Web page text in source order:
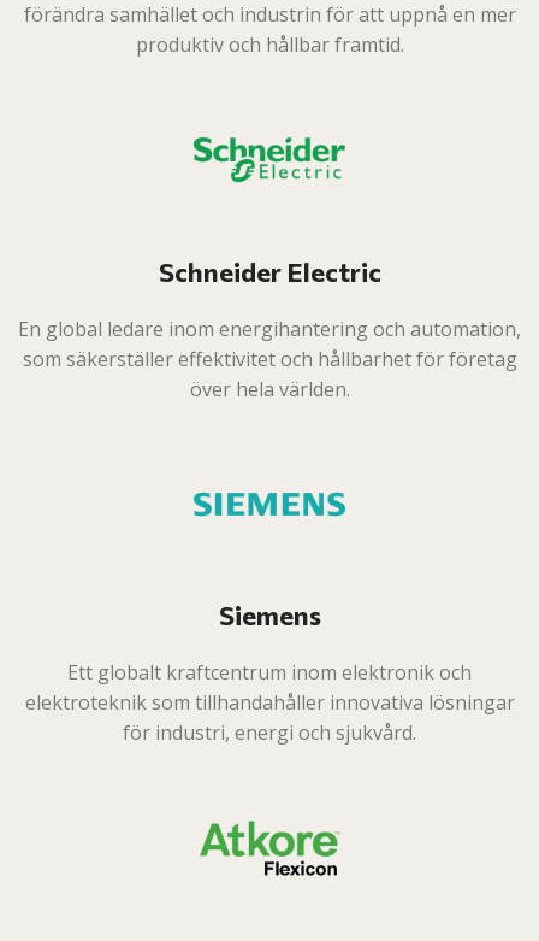
förändra samhället och industrin för att uppnå en mer
produktiv och hållbar framtid.
Schneider Electric
En global ledare inom energihantering och automation,
som säkerställer effektivitet och hållbarhet för företag
över hela världen.
Siemens
Ett globalt kraftcentrum inom elektronik och
elektroteknik som tillhandahåller innovativa lösningar
för industri, energi och sjukvård.